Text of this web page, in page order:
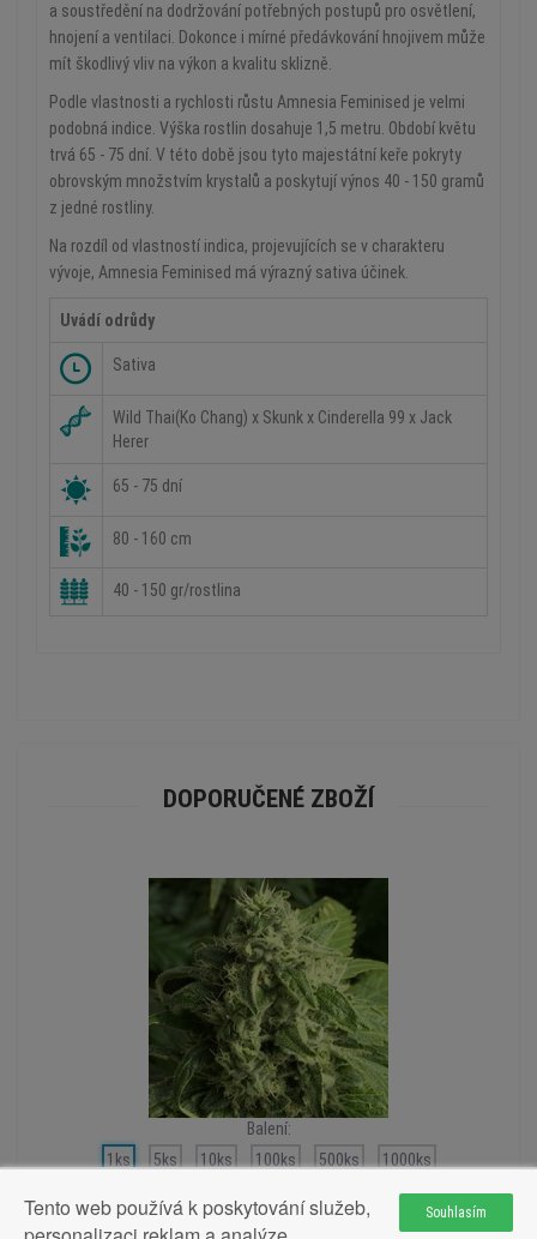
a soustředění na dodržování potřebných postupů pro osvětlení,
hnojení a ventilaci. Dokonce i mírné předávkování hnojivem může
mít škodlivý vliv na výkon a kvalitu sklizně.
Podle vlastnosti a rychlosti růstu Amnesia Feminised je velmi
podobná indice. Výška rostlin dosahuje 1,5 metru. Období květu
trvá 65 - 75 dní. V této době jsou tyto majestátní keře pokryty
obrovským množstvím krystalů a poskytují výnos 40 - 150 gramů
z jedné rostliny.
Na rozdíl od vlastností indica, projevujících se v charakteru
vývoje, Amnesia Feminised má výrazný sativa účinek.
Uvádí odrůdy
Sativa
Wild Thai(Ko Chang) x Skunk x Cinderella 99 x Jack
Herer
65 - 75 dní
80 - 160 cm
40 - 150 gr/rostlina
DOPORUČENÉ ZBOŽÍ
Balení:
1ks
5ks 10ks 100ks 500ks 1000ks
Souhlasím
Tento web používá k poskytování služeb,